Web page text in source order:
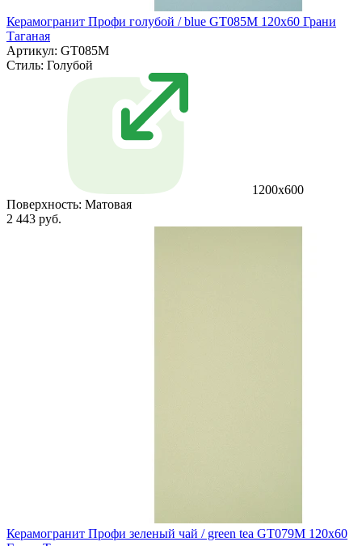
Керамогранит Профи голубой / blue GT085M 120х60 Грани
Таганая
Артикул: GT085M
Стиль: Голубой
1200х600
Поверхность: Матовая
2 443 руб.
Керамогранит Профи зеленый чай / green tea GT079M 120х60